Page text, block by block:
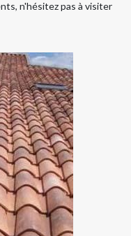
n'hésitez pas à visiter